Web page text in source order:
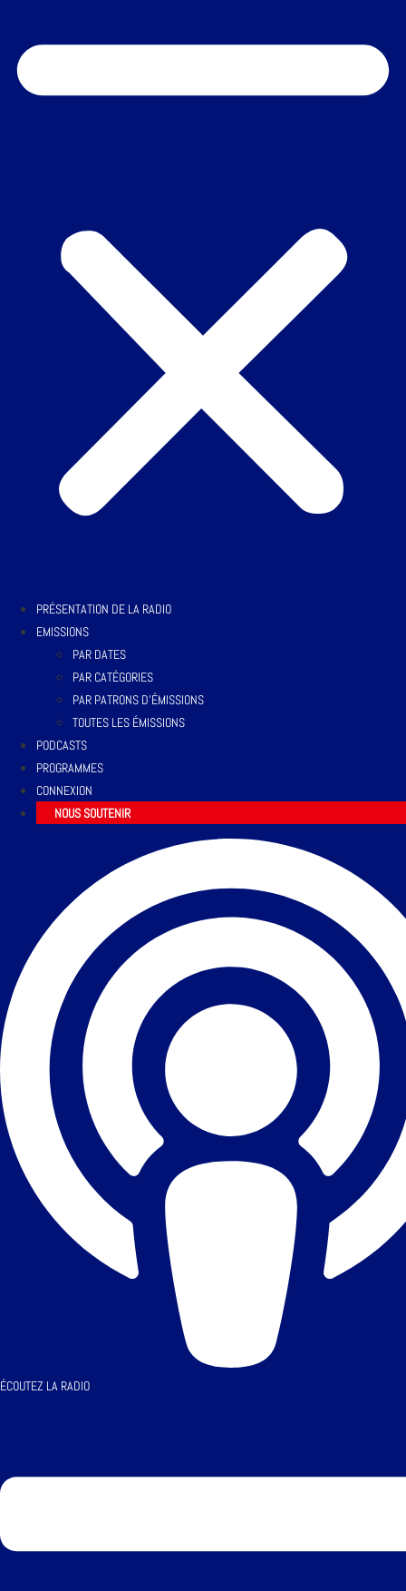
PRÉSENTATION DE LA RADIO
EMISSIONS
PAR DATES
PAR CATÉGORIES
PAR PATRONS D’ÉMISSIONS
TOUTES LES ÉMISSIONS
PODCASTS
PROGRAMMES
CONNEXION
NOUS SOUTENIR
ÉCOUTEZ LA RADIO